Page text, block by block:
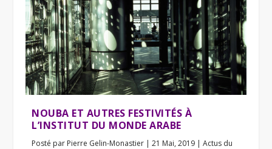
NOUBA ET AUTRES FESTIVITÉS À
L’INSTITUT DU MONDE ARABE
Posté par Pierre Gelin-Monastier |21 Mai, 2019 |Actus du